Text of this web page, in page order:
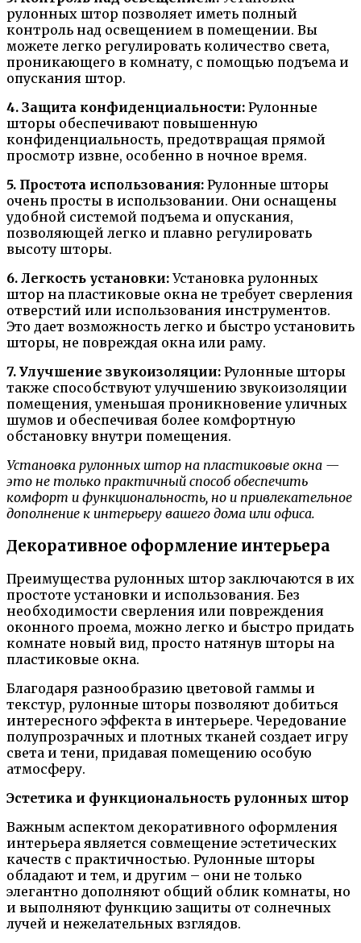
рулонных штор позволяет иметь полный
контроль над освещением в помещении. Вы
можете легко регулировать количество света,
проникающего в комнату, с помощью подъема и
опускания штор.
4. Защита конфиденциальности: Рулонные
шторы обеспечивают повышенную
конфиденциальность, предотвращая прямой
просмотр извне, особенно в ночное время.
5. Простота использования: Рулонные шторы
очень просты в использовании. Они оснащены
удобной системой подъема и опускания,
позволяющей легко и плавно регулировать
высоту шторы.
6. Легкость установки: Установка рулонных
штор на пластиковые окна не требует сверления
отверстий или использования инструментов.
Это дает возможность легко и быстро установить
шторы, не повреждая окна или раму.
7. Улучшение звукоизоляции: Рулонные шторы
также способствуют улучшению звукоизоляции
помещения, уменьшая проникновение уличных
шумов и обеспечивая более комфортную
обстановку внутри помещения.
Установка рулонных штор на пластиковые окна —
это не только практичный способ обеспечить
комфорт и функциональность, но и привлекательное
дополнение к интерьеру вашего дома или офиса.
Декоративное оформление интерьера
Преимущества рулонных штор заключаются в их
простоте установки и использования. Без
необходимости сверления или повреждения
оконного проема, можно легко и быстро придать
комнате новый вид, просто натянув шторы на
пластиковые окна.
Благодаря разнообразию цветовой гаммы и
текстур, рулонные шторы позволяют добиться
интересного эффекта в интерьере. Чередование
полупрозрачных и плотных тканей создает игру
света и тени, придавая помещению особую
атмосферу.
Эстетика и функциональность рулонных штор
Важным аспектом декоративного оформления
интерьера является совмещение эстетических
качеств с практичностью. Рулонные шторы
обладают и тем, и другим – они не только
элегантно дополняют общий облик комнаты, но
и выполняют функцию защиты от солнечных
лучей и нежелательных взглядов.